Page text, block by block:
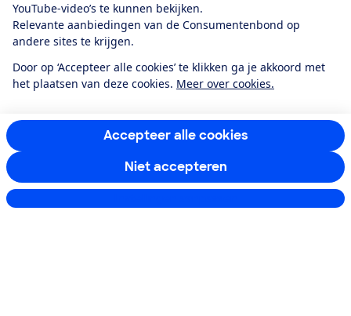
YouTube-video’s te kunnen bekijken.
Relevante aanbiedingen van de Consumentenbond op
andere sites te krijgen.
Door op ‘Accepteer alle cookies’ te klikken ga je akkoord met
het plaatsen van deze cookies. Meer over cookies.
Accepteer alle cookies
Niet accepteren
Service & Contact
Over ons
Boeken & Bladen
Download de app